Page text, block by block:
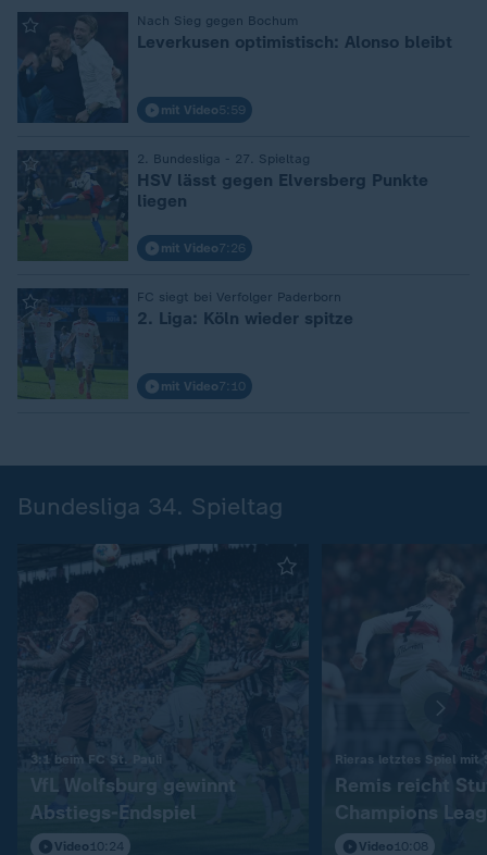
Nach Sieg gegen Bochum
Leverkusen optimistisch: Alonso bleibt
mit Video5:59
2. Bundesliga - 27. Spieltag
HSV lässt gegen Elversberg Punkte
liegen
mit Video7:26
FC siegt bei Verfolger Paderborn
2. Liga: Köln wieder spitze
mit Video7:10
Bundesliga 34. Spieltag
3:1 beim FC St. Pauli
VfL Wolfsburg gewinnt
Abstiegs-Endspiel
Video 10:24
Rieras letztes Spiel mit
Remis reicht
Champions
Video 10:08